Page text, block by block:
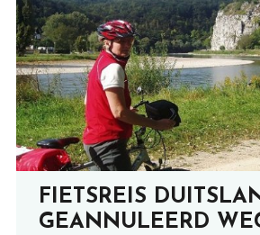
FIETSREIS
GEANNULEERD